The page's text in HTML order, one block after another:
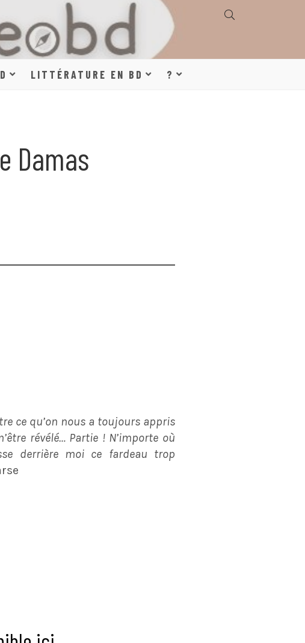
GÉOGRAPHIE,
LITTÉRATURE
DESSINÉE
LITTÉRATURE EN BD ?
Damas
ce qu’on nous a toujours appris
révélé… Partie ! N’importe où
derrière moi ce fardeau trop